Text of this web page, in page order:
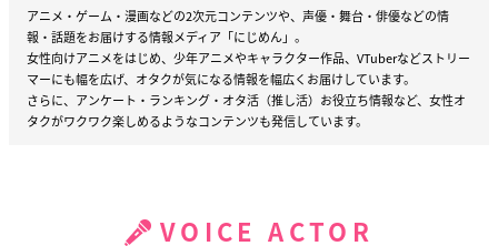
【アーカイブ配信期間】
①②③2021年2月1日(月)18:00～2月8日(月)23:59
④2021年2月1日(月)18:00～2月14日(日)23:59
【特典映像】
アニメ・ゲーム・漫画などの2次元コンテンツや、声優・舞台・俳優などの情
報・話題をお届けする情報メディア「にじめん」。
女性向けアニメをはじめ、少年アニメやキャラクター作品、VTuberなどストリー
マーにも幅を広げ、オタクが気になる情報を幅広くお届けしています。
さらに、アンケート・ランキング・オタ活（推し活）お役立ち情報など、女性オ
タクがワクワク楽しめるようなコンテンツも発信しています。
VOICE ACTOR